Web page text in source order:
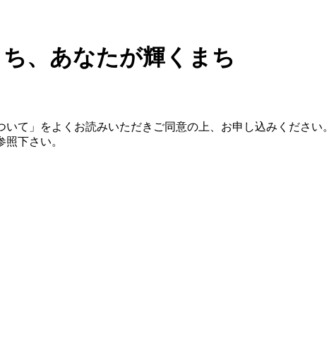
ち、あなたが輝くまち
て」をよくお読みいただきご同意の上、お申し込みください。
照下さい。